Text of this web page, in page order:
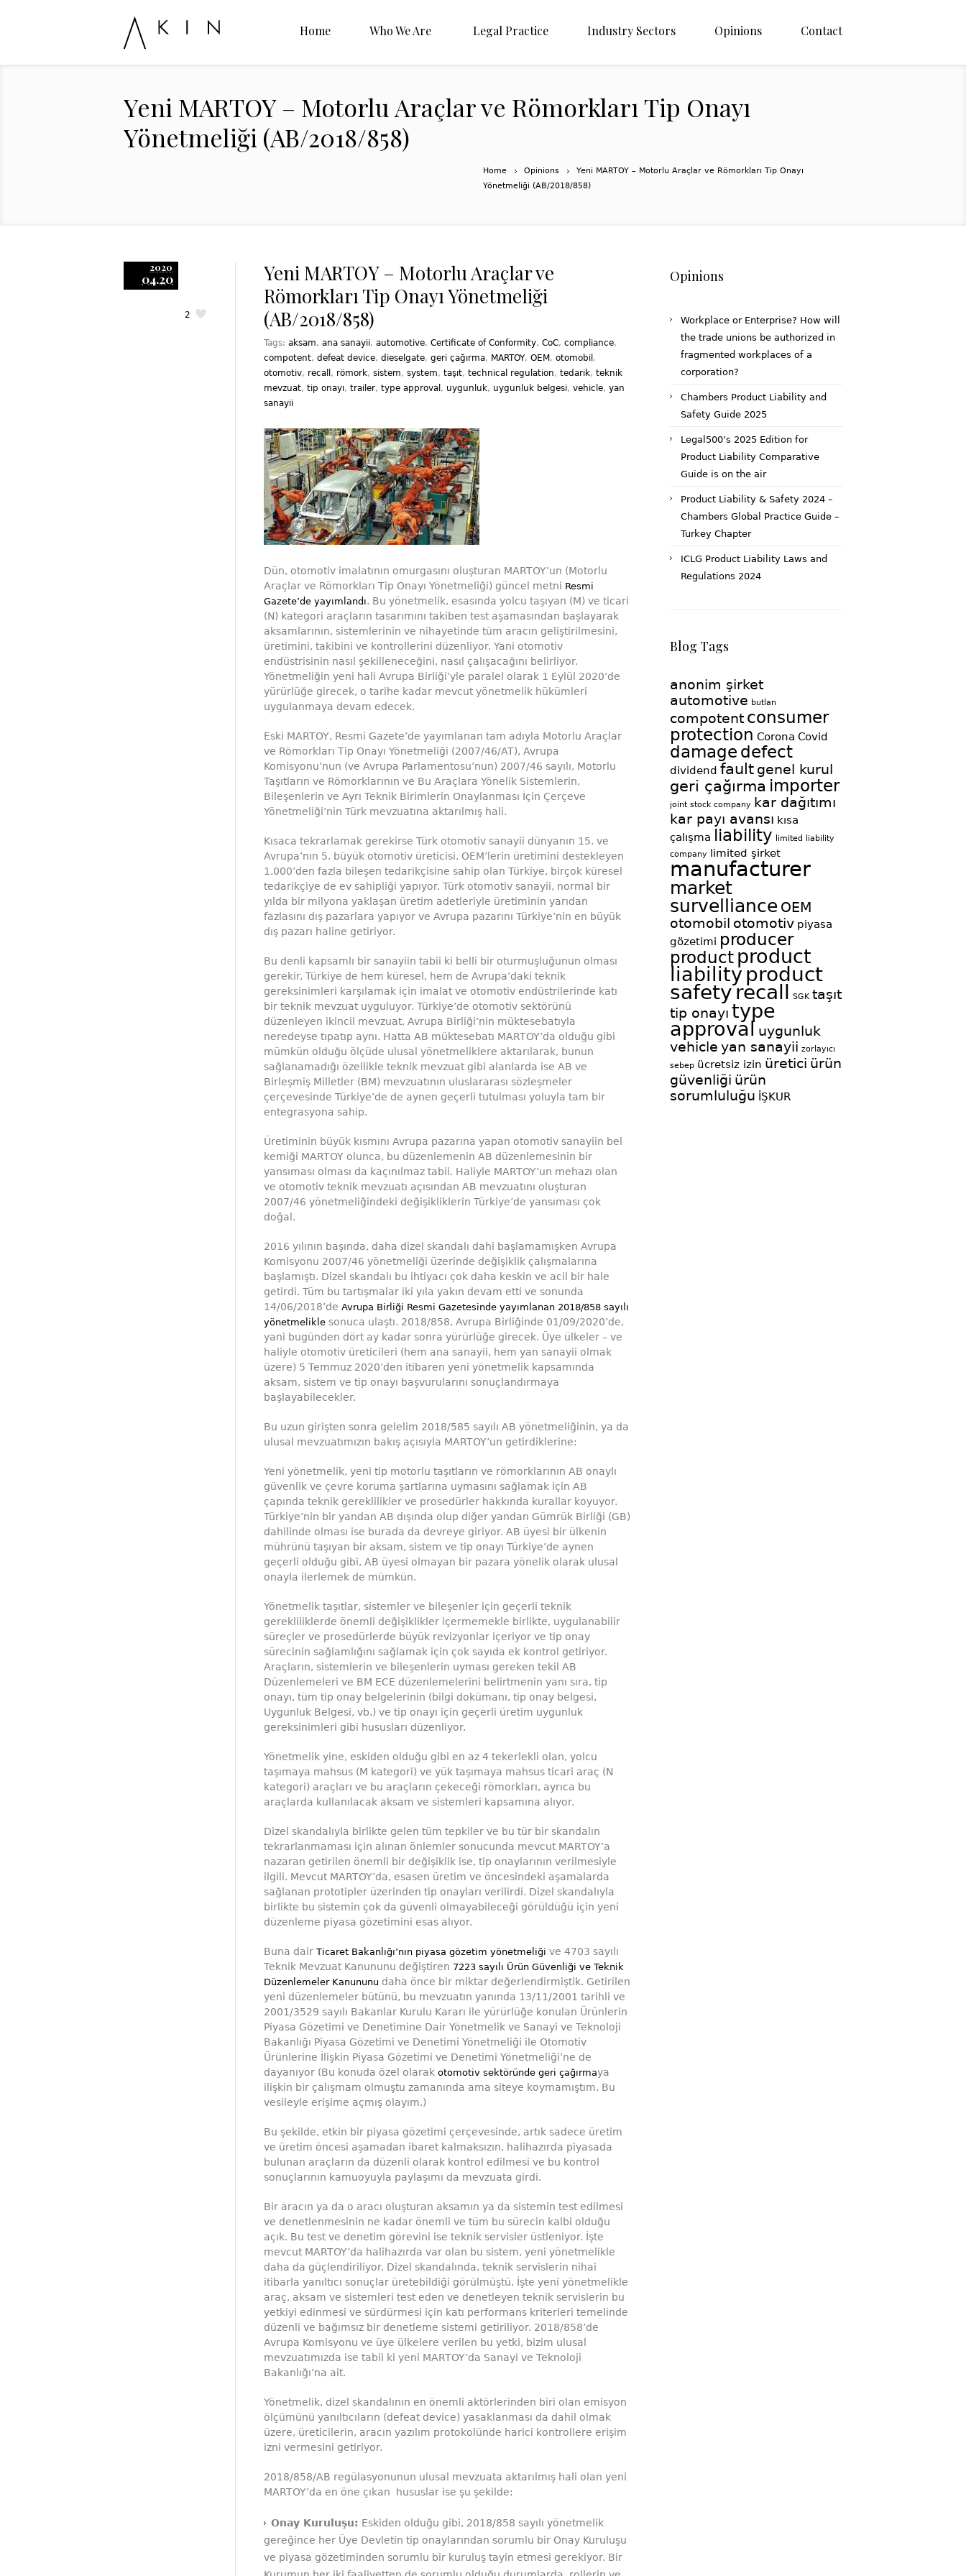
Home Who We Are Legal Practice Industry Sectors Opinions Contact
Yeni MARTOY – Motorlu Araçlar ve Römorkları Tip Onayı
Yönetmeliği (AB/2018/858)
Home Opinions
Yeni MARTOY – Motorlu Araçlar ve Römorkları Tip Onayı
Yönetmeliği (AB/2018/858)
2020
04.20
2
Yeni MARTOY – Motorlu Araçlar ve
Römorkları Tip Onayı Yönetmeliği
(AB/2018/858)
Tags: aksam, ana sanayii, automotive, Certificate of Conformity, CoC, compliance,
compotent, defeat device, dieselgate, geri çağırma, MARTOY, OEM , otomobil ,
otomotiv, recall , römork, sistem, system, taşıt, technical regulation, tedarik, teknik
mevzuat, tip onayı, trailer, type approval , uygunluk, uygunluk belgesi, vehicle, yan
sanayii
Dün, otomotiv imalatının omurgasını oluşturan MARTOY’un (Motorlu
Araçlar ve Römorkları Tip Onayı Yönetmeliği) güncel metni Resmi
Gazete’de yayımlandı. Bu yönetmelik, esasında yolcu taşıyan (M) ve ticari
(N) kategori araçların tasarımını takiben test aşamasından başlayarak
aksamlarının, sistemlerinin ve nihayetinde tüm aracın geliştirilmesini,
üretimini, takibini ve kontrollerini düzenliyor. Yani otomotiv
endüstrisinin nasıl şekilleneceğini, nasıl çalışacağını belirliyor.
Yönetmeliğin yeni hali Avrupa Birliği’yle paralel olarak 1 Eylül 2020’de
yürürlüğe girecek, o tarihe kadar mevcut yönetmelik hükümleri
uygulanmaya devam edecek.
Eski MARTOY, Resmi Gazete’de yayımlanan tam adıyla Motorlu Araçlar
ve Römorkları Tip Onayı Yönetmeliği (2007/46/AT), Avrupa
Komisyonu’nun (ve Avrupa Parlamentosu’nun) 2007/46 sayılı, Motorlu
Taşıtların ve Römorklarının ve Bu Araçlara Yönelik Sistemlerin,
Bileşenlerin ve Ayrı Teknik Birimlerin Onaylanması İçin Çerçeve
Yönetmeliği’nin Türk mevzuatına aktarılmış hali.
Kısaca tekrarlamak gerekirse Türk otomotiv sanayii dünyanın 15. ve
Avrupa’nın 5. büyük otomotiv üreticisi. OEM’lerin üretimini destekleyen
1.000’den fazla bileşen tedarikçisine sahip olan Türkiye, birçok küresel
tedarikçiye de ev sahipliği yapıyor. Türk otomotiv sanayii, normal bir
yılda bir milyona yaklaşan üretim adetleriyle üretiminin yarıdan
fazlasını dış pazarlara yapıyor ve Avrupa pazarını Türkiye’nin en büyük
dış pazarı haline getiriyor.
Bu denli kapsamlı bir sanayiin tabii ki belli bir oturmuşluğunun olması
gerekir. Türkiye de hem küresel, hem de Avrupa’daki teknik
gereksinimleri karşılamak için imalat ve otomotiv endüstrilerinde katı
bir teknik mevzuat uyguluyor. Türkiye’de otomotiv sektörünü
düzenleyen ikincil mevzuat, Avrupa Birliği’nin müktesebatıyla
neredeyse tıpatıp aynı. Hatta AB müktesebatı MARTOY’da olduğu gibi
mümkün olduğu ölçüde ulusal yönetmeliklere aktarılarak, bunun
sağlanamadığı özellikle teknik mevzuat gibi alanlarda ise AB ve
Birleşmiş Milletler (BM) mevzuatının uluslararası sözleşmeler
çerçevesinde Türkiye’de de aynen geçerli tutulması yoluyla tam bir
entegrasyona sahip.
Üretiminin büyük kısmını Avrupa pazarına yapan otomotiv sanayiin bel
kemiği MARTOY olunca, bu düzenlemenin AB düzenlemesinin bir
yansıması olması da kaçınılmaz tabii. Haliyle MARTOY’un mehazı olan
ve otomotiv teknik mevzuatı açısından AB mevzuatını oluşturan
2007/46 yönetmeliğindeki değişikliklerin Türkiye’de yansıması çok
doğal.
2016 yılının başında, daha dizel skandalı dahi başlamamışken Avrupa
Komisyonu 2007/46 yönetmeliği üzerinde değişiklik çalışmalarına
başlamıştı. Dizel skandalı bu ihtiyacı çok daha keskin ve acil bir hale
getirdi. Tüm bu tartışmalar iki yıla yakın devam etti ve sonunda
14/06/2018’de Avrupa Birliği Resmi Gazetesinde yayımlanan 2018/858 sayılı
yönetmelikle sonuca ulaştı. 2018/858, Avrupa Birliğinde 01/09/2020’de,
yani bugünden dört ay kadar sonra yürürlüğe girecek. Üye ülkeler – ve
haliyle otomotiv üreticileri (hem ana sanayii, hem yan sanayii olmak
üzere) 5 Temmuz 2020’den itibaren yeni yönetmelik kapsamında
aksam, sistem ve tip onayı başvurularını sonuçlandırmaya
başlayabilecekler.
Bu uzun girişten sonra gelelim 2018/585 sayılı AB yönetmeliğinin, ya da
ulusal mevzuatımızın bakış açısıyla MARTOY’un getirdiklerine:
Yeni yönetmelik, yeni tip motorlu taşıtların ve römorklarının AB onaylı
güvenlik ve çevre koruma şartlarına uymasını sağlamak için AB
çapında teknik gereklilikler ve prosedürler hakkında kurallar koyuyor.
Türkiye’nin bir yandan AB dışında olup diğer yandan Gümrük Birliği (GB)
dahilinde olması ise burada da devreye giriyor. AB üyesi bir ülkenin
mührünü taşıyan bir aksam, sistem ve tip onayı Türkiye’de aynen
geçerli olduğu gibi, AB üyesi olmayan bir pazara yönelik olarak ulusal
onayla ilerlemek de mümkün.
Yönetmelik taşıtlar, sistemler ve bileşenler için geçerli teknik
gerekliliklerde önemli değişiklikler içermemekle birlikte, uygulanabilir
süreçler ve prosedürlerde büyük revizyonlar içeriyor ve tip onay
sürecinin sağlamlığını sağlamak için çok sayıda ek kontrol getiriyor.
Araçların, sistemlerin ve bileşenlerin uyması gereken tekil AB
Düzenlemeleri ve BM ECE düzenlemelerini belirtmenin yanı sıra, tip
onayı, tüm tip onay belgelerinin (bilgi dokümanı, tip onay belgesi,
Uygunluk Belgesi, vb.) ve tip onayı için geçerli üretim uygunluk
gereksinimleri gibi hususları düzenliyor.
Yönetmelik yine, eskiden olduğu gibi en az 4 tekerlekli olan, yolcu
taşımaya mahsus (M kategori) ve yük taşımaya mahsus ticari araç (N
kategori) araçları ve bu araçların çekeceği römorkları, ayrıca bu
araçlarda kullanılacak aksam ve sistemleri kapsamına alıyor.
Dizel skandalıyla birlikte gelen tüm tepkiler ve bu tür bir skandalın
tekrarlanmaması için alınan önlemler sonucunda mevcut MARTOY’a
nazaran getirilen önemli bir değişiklik ise, tip onaylarının verilmesiyle
ilgili. Mevcut MARTOY’da, esasen üretim ve öncesindeki aşamalarda
sağlanan prototipler üzerinden tip onayları verilirdi. Dizel skandalıyla
birlikte bu sistemin çok da güvenli olmayabileceği görüldüğü için yeni
düzenleme piyasa gözetimini esas alıyor.
Buna dair Ticaret Bakanlığı’nın piyasa gözetim yönetmeliği ve 4703 sayılı
Teknik Mevzuat Kanununu değiştiren 7223 sayılı Ürün Güvenliği ve Teknik
Düzenlemeler Kanununu daha önce bir miktar değerlendirmiştik. Getirilen
yeni düzenlemeler bütünü, bu mevzuatın yanında 13/11/2001 tarihli ve
2001/3529 sayılı Bakanlar Kurulu Kararı ile yürürlüğe konulan Ürünlerin
Piyasa Gözetimi ve Denetimine Dair Yönetmelik ve Sanayi ve Teknoloji
Bakanlığı Piyasa Gözetimi ve Denetimi Yönetmeliği ile Otomotiv
Ürünlerine İlişkin Piyasa Gözetimi ve Denetimi Yönetmeliği’ne de
dayanıyor (Bu konuda özel olarak otomotiv sektöründe geri çağırmaya
ilişkin bir çalışmam olmuştu zamanında ama siteye koymamıştım. Bu
vesileyle erişime açmış olayım.)
Bu şekilde, etkin bir piyasa gözetimi çerçevesinde, artık sadece üretim
ve üretim öncesi aşamadan ibaret kalmaksızın, halihazırda piyasada
bulunan araçların da düzenli olarak kontrol edilmesi ve bu kontrol
sonuçlarının kamuoyuyla paylaşımı da mevzuata girdi.
Bir aracın ya da o aracı oluşturan aksamın ya da sistemin test edilmesi
ve denetlenmesinin ne kadar önemli ve tüm bu sürecin kalbi olduğu
açık. Bu test ve denetim görevini ise teknik servisler üstleniyor. İşte
mevcut MARTOY’da halihazırda var olan bu sistem, yeni yönetmelikle
daha da güçlendiriliyor. Dizel skandalında, teknik servislerin nihai
itibarla yanıltıcı sonuçlar üretebildiği görülmüştü. İşte yeni yönetmelikle
araç, aksam ve sistemleri test eden ve denetleyen teknik servislerin bu
yetkiyi edinmesi ve sürdürmesi için katı performans kriterleri temelinde
düzenli ve bağımsız bir denetleme sistemi getiriliyor. 2018/858’de
Avrupa Komisyonu ve üye ülkelere verilen bu yetki, bizim ulusal
mevzuatımızda ise tabii ki yeni MARTOY’da Sanayi ve Teknoloji
Bakanlığı’na ait.
Yönetmelik, dizel skandalının en önemli aktörlerinden biri olan emisyon
ölçümünü yanıltıcıların (defeat device) yasaklanması da dahil olmak
üzere, üreticilerin, aracın yazılım protokolünde harici kontrollere erişim
izni vermesini getiriyor.
2018/858/AB regülasyonunun ulusal mevzuata aktarılmış hali olan yeni
MARTOY’da en öne çıkan hususlar ise şu şekilde:
Onay Kuruluşu: Eskiden olduğu gibi, 2018/858 sayılı yönetmelik
gereğince her Üye Devletin tip onaylarından sorumlu bir Onay Kuruluşu
ve piyasa gözetiminden sorumlu bir kuruluş tayin etmesi gerekiyor. Bir
Opinions
Workplace or Enterprise? How will
the trade unions be authorized in
fragmented workplaces of a
corporation?
Chambers Product Liability and
Safety Guide 2025
Legal500’s 2025 Edition for
Product Liability Comparative
Guide is on the air
Product Liability & Safety 2024 –
Chambers Global Practice Guide –
Turkey Chapter
ICLG Product Liability Laws and
Regulations 2024
Blog Tags
anonim şirket
automotive butlan
compotent consumer
protection Corona Covid
damage defect
dividend fault genel kurul
geri çağırma importer
joint stock company
kar dağıtımı
kar payı avansı kısa
çalışma liability
limited liability
company limited şirket
manufacturer
market
survelliance OEM
otomobil otomotiv piyasa
gözetimi producer
product product
liability product
safetyrecall SGK taşıt
tip onayı type
approval uygunluk
vehicle yan sanayii zorlayıcı
sebep ücretsiz izin üretici ürün
güvenliği ürün
sorumluluğu İŞKUR